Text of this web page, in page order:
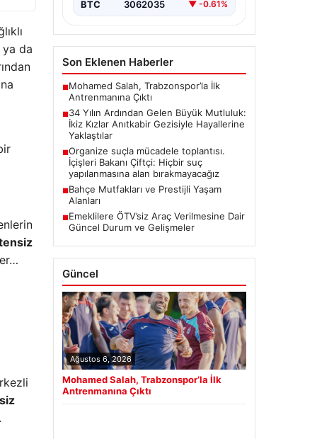
da
BTC 3062035 ▼ -0.61%
Son Eklenen Haberler
■Mohamed Salah, Trabzonspor’la İlk
Antrenmanına Çıktı
■34 Yılın Ardından Gelen Büyük Mutluluk:
İkiz Kızlar Anıtkabir Gezisiyle Hayallerine
Yaklaştılar
■Organize suçla mücadele toplantısı.
İçişleri Bakanı Çiftçi: Hiçbir suç
yapılanmasına alan bırakmayacağız
■Bahçe Mutfakları ve Prestijli Yaşam
Alanları
■Emeklilere ÖTV’siz Araç Verilmesine Dair
Güncel Durum ve Gelişmeler
Güncel
Ağustos 6, 2026
Mohamed Salah, Trabzonspor’la İlk
Antrenmanına Çıktı